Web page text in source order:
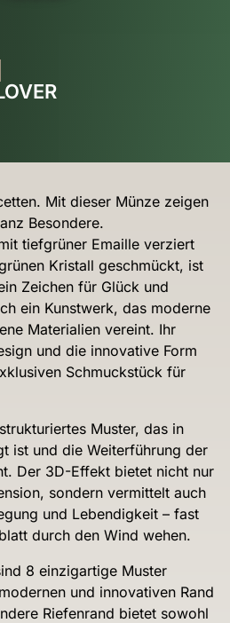
Mit dieser Münze zeigen
Besondere.
tiefgrüner Emaille verziert
Kristall geschmückt, ist
Zeichen für Glück und
ein Kunstwerk, das moderne
Materialien vereint. Ihr
und die innovative Form
Schmuckstück für
Muster, das in
ist und die Weiterführung der
Der 3D-Effekt bietet nicht nur
sondern vermittelt auch
und Lebendigkeit – fast
durch den Wind wehen.
8 einzigartige Muster
und innovativen Rand
Riefenrand bietet sowohl